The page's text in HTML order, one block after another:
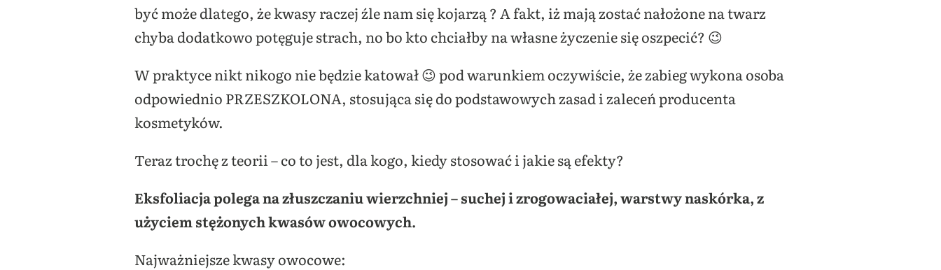
być może dlatego, że kwasy raczej źle nam się kojarzą ? A fakt, iż mają zostać nałożone na twarz
chyba dodatkowo potęguje strach, no bo kto chciałby na własne życzenie się oszpecić? 😉
W praktyce nikt nikogo nie będzie katował 😉 pod warunkiem oczywiście, że zabieg wykona osoba
odpowiednio PRZESZKOLONA, stosująca się do podstawowych zasad i zaleceń producenta
kosmetyków.
Teraz trochę z teorii – co to jest, dla kogo, kiedy stosować i jakie są efekty?
Eksfoliacja polega na złuszczaniu wierzchniej – suchej i zrogowaciałej, warstwy naskórka, z
użyciem stężonych kwasów owocowych.
Najważniejsze kwasy owocowe: